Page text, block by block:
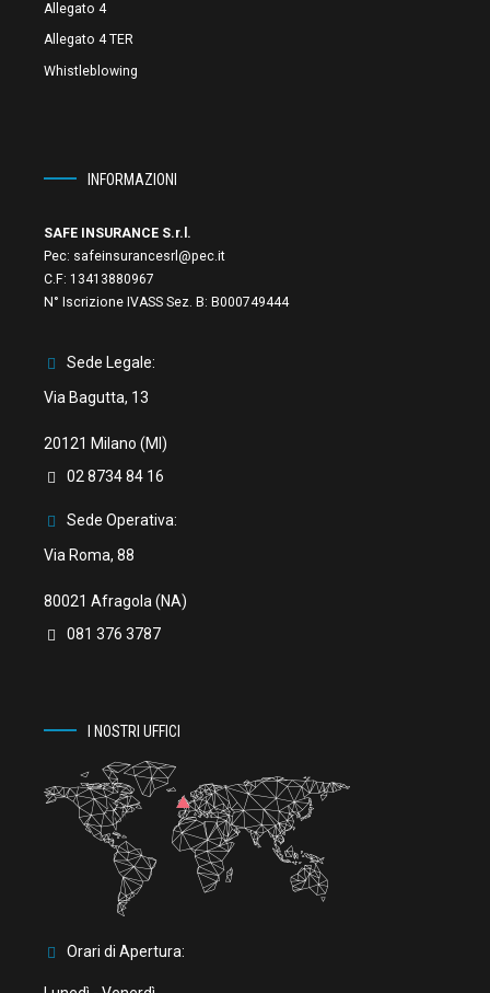
Allegato 4
Allegato 4 TER
Whistleblowing
INFORMAZIONI
SAFE INSURANCE S.r.l.
Pec: safeinsurancesrl@pec.it
C.F: 13413880967
N° Iscrizione IVASS Sez. B: B000749444
Sede Legale:
Via Bagutta, 13
20121 Milano (MI)
02 8734 84 16
Sede Operativa:
Via Roma, 88
80021 Afragola (NA)
081 376 3787
I NOSTRI UFFICI
Orari di Apertura: